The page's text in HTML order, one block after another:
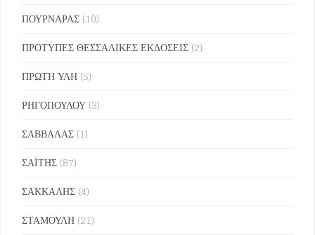
ΠΟΥΡΝΑΡΑΣ (10)
ΠΡΟΤΥΠΕΣ ΘΕΣΣΑΛΙΚΕΣ ΕΚΔΟΣΕΙΣ (2)
ΠΡΩΤΗ ΥΛΗ (5)
ΡΗΓΟΠΟΥΛΟΥ (3)
ΣΑΒΒΑΛΑΣ (1)
ΣΑΪΤΗΣ (87)
ΣΑΚΚΑΛΗΣ (4)
ΣΤΑΜΟΥΛΗ (21)